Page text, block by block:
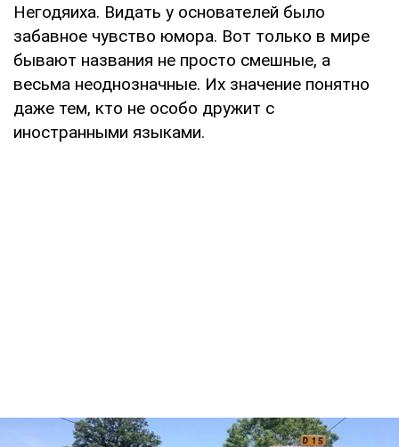
Негодяиха. Видать у основателей было
забавное чувство юмора. Вот только в мире
бывают названия не просто смешные, а
весьма неоднозначные. Их значение понятно
даже тем, кто не особо дружит с
иностранными языками.